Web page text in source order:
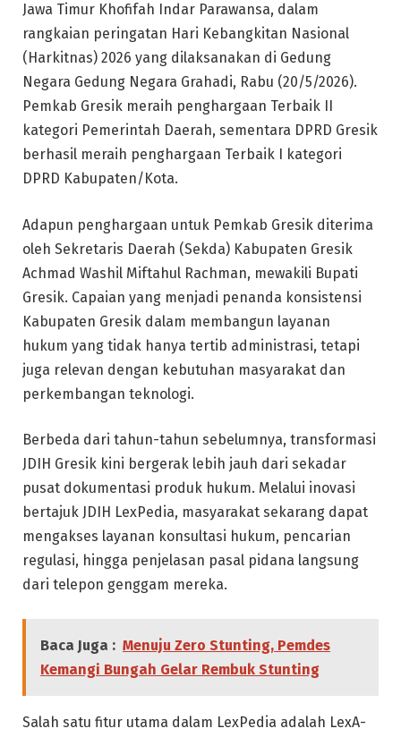
Jawa Timur Khofifah Indar Parawansa, dalam
rangkaian peringatan Hari Kebangkitan Nasional
(Harkitnas) 2026 yang dilaksanakan di Gedung
Negara Gedung Negara Grahadi, Rabu (20/5/2026).
Pemkab Gresik meraih penghargaan Terbaik II
kategori Pemerintah Daerah, sementara DPRD Gresik
berhasil meraih penghargaan Terbaik I kategori
DPRD Kabupaten/Kota.
Adapun penghargaan untuk Pemkab Gresik diterima
oleh Sekretaris Daerah (Sekda) Kabupaten Gresik
Achmad Washil Miftahul Rachman, mewakili Bupati
Gresik. Capaian yang menjadi penanda konsistensi
Kabupaten Gresik dalam membangun layanan
hukum yang tidak hanya tertib administrasi, tetapi
juga relevan dengan kebutuhan masyarakat dan
perkembangan teknologi.
Berbeda dari tahun-tahun sebelumnya, transformasi
JDIH Gresik kini bergerak lebih jauh dari sekadar
pusat dokumentasi produk hukum. Melalui inovasi
bertajuk JDIH LexPedia, masyarakat sekarang dapat
mengakses layanan konsultasi hukum, pencarian
regulasi, hingga penjelasan pasal pidana langsung
dari telepon genggam mereka.
Baca Juga : Menuju Zero Stunting, Pemdes
Kemangi Bungah Gelar Rembuk Stunting
Salah satu fitur utama dalam LexPedia adalah LexA-